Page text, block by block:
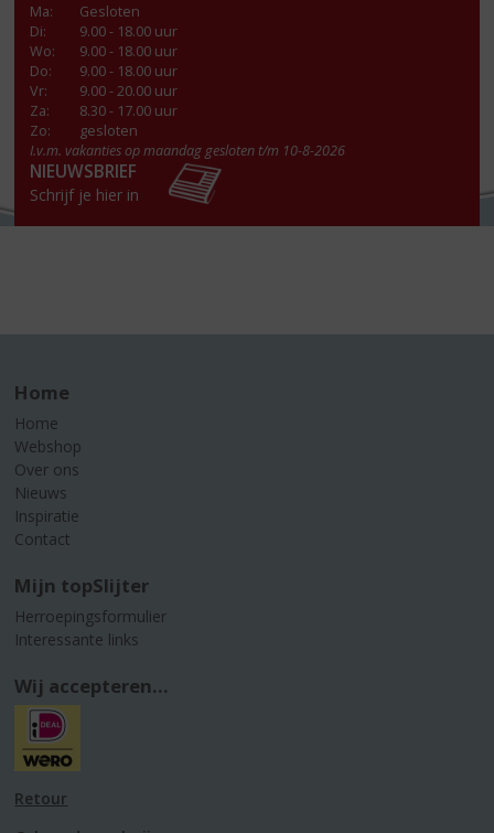
Ma:
Gesloten
Di:
9.00 - 18.00 uur
Wo:
9.00 - 18.00 uur
Do:
9.00 - 18.00 uur
Vr:
9.00 - 20.00 uur
Za:
8.30 - 17.00 uur
Zo:
gesloten
I.v.m. vakanties op maandag gesloten t/m 10-8-2026
NIEUWSBRIEF
Schrijf je hier in
Home
Home
Webshop
Over ons
Nieuws
Inspiratie
Contact
Mijn topSlijter
Herroepingsformulier
Interessante links
Wij accepteren...
Retour